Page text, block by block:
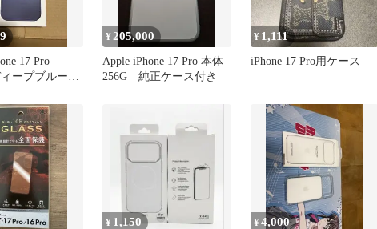
17 Pro
ィープブルー
¥ 205,000
Apple iPhone 17 Pro 本体
256G 純正ケース付き
¥ 1,111
iPhone 17 Pro用ケース
¥ 1,150 ¥4,000